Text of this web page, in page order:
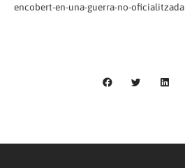
encobert-en-una-guerra-no-oficialitzada